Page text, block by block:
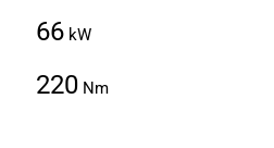
66 kW
220 Nm